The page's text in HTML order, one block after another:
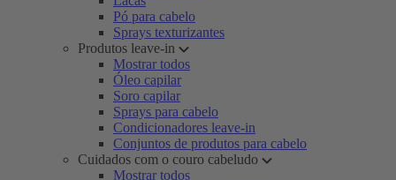
Pó para cabelo
Sprays texturizantes
Produtos leave-in
Mostrar todos
Óleo capilar
Soro capilar
Sprays para cabelo
Condicionadores leave-in
Conjuntos de produtos para cabelo
Cuidados com o couro cabeludo
Mostrar todos